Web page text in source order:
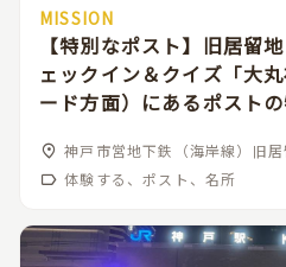
MISSION
【特別なポスト】旧居留
ェックイン＆クイズ「大
ード方面）にあるポストの
神戸市営地下鉄（海岸線）旧居
前駅
体験する、ポスト、名所